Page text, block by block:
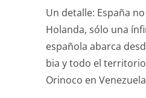
Un detalle: España
Holan­da, sólo una
españo­la abar­ca
bia y todo el
Orinoco en Venezuela